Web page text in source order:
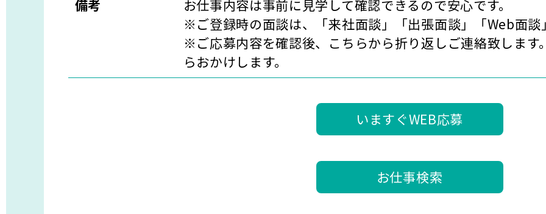
備考
お仕事内容は事前に見学して確認できるので安心です。
※ご登録時の面談は、「来社面談」「出張面談」「Web面談
※ご応募内容を確認後、こちらから折り返しご連絡致しま
らおかけします。
いますぐWEB応募
お仕事検索